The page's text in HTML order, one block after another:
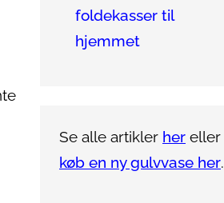
foldekasser til
hjemmet
Se alle artikler her eller
køb en ny gulvvase her.